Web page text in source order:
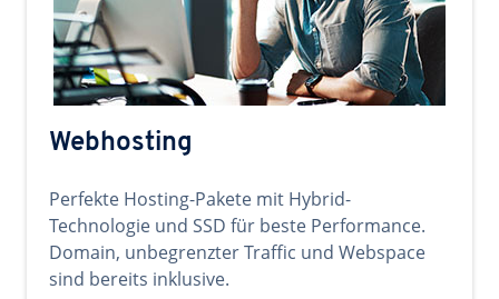
Webhosting
Perfekte Hosting-Pakete mit Hybrid-
Technologie und SSD für beste Performance.
Domain, unbegrenzter Traffic und Webspace
sind bereits inklusive.